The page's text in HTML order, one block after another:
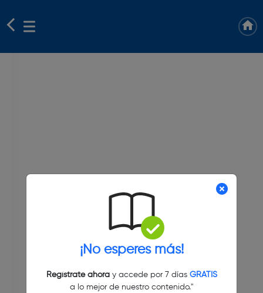
¡No esperes más!
Regístrate ahoray accede por 7 días GRATIS
a lo mejor de nuestro contenido."